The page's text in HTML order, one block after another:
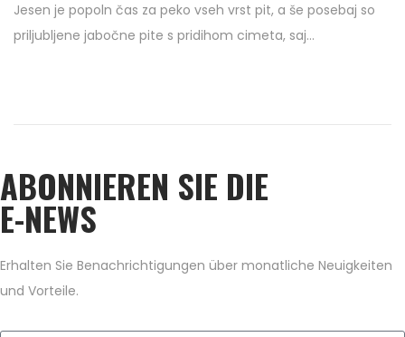
s
t
/
1
2
0
Jesen je popoln čas za peko vseh vrst pit, a še posebaj so
priljubljene jabočne pite s pridihom cimeta, saj…
ABONNIEREN SIE DIE
E-NEWS
Erhalten Sie Benachrichtigungen über monatliche Neuigkeiten
und Vorteile.